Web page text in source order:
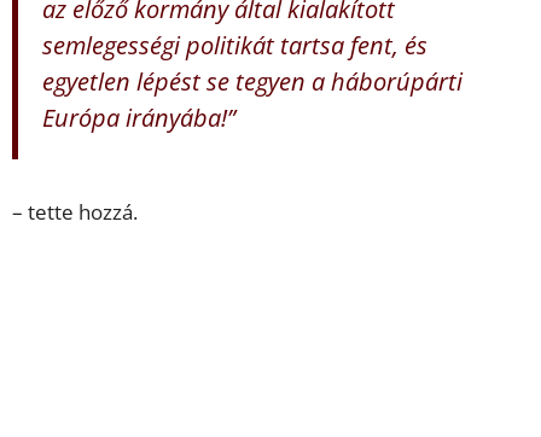
az előző kormány által kialakított
semlegességi politikát tartsa fent, és
egyetlen lépést se tegyen a háborúpárti
Európa irányába!”
– tette hozzá.